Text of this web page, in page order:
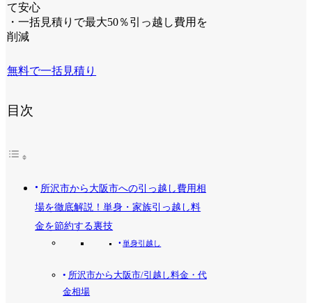
て安心
・一括見積りで最大50％引っ越し費用を
削減
無料で一括見積り
目次
所沢市から大阪市への引っ越し費用相
場を徹底解説！単身・家族引っ越し料
金を節約する裏技
単身引越し
所沢市から大阪市/引越し料金・代
金相場